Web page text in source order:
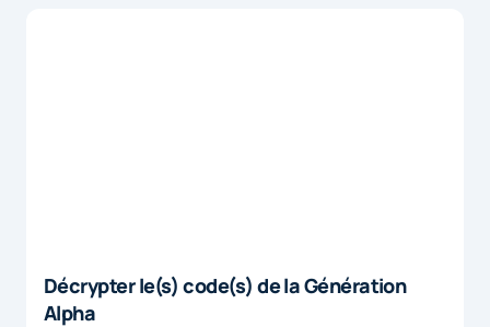
Décrypter le(s) code(s) de la Génération
Alpha